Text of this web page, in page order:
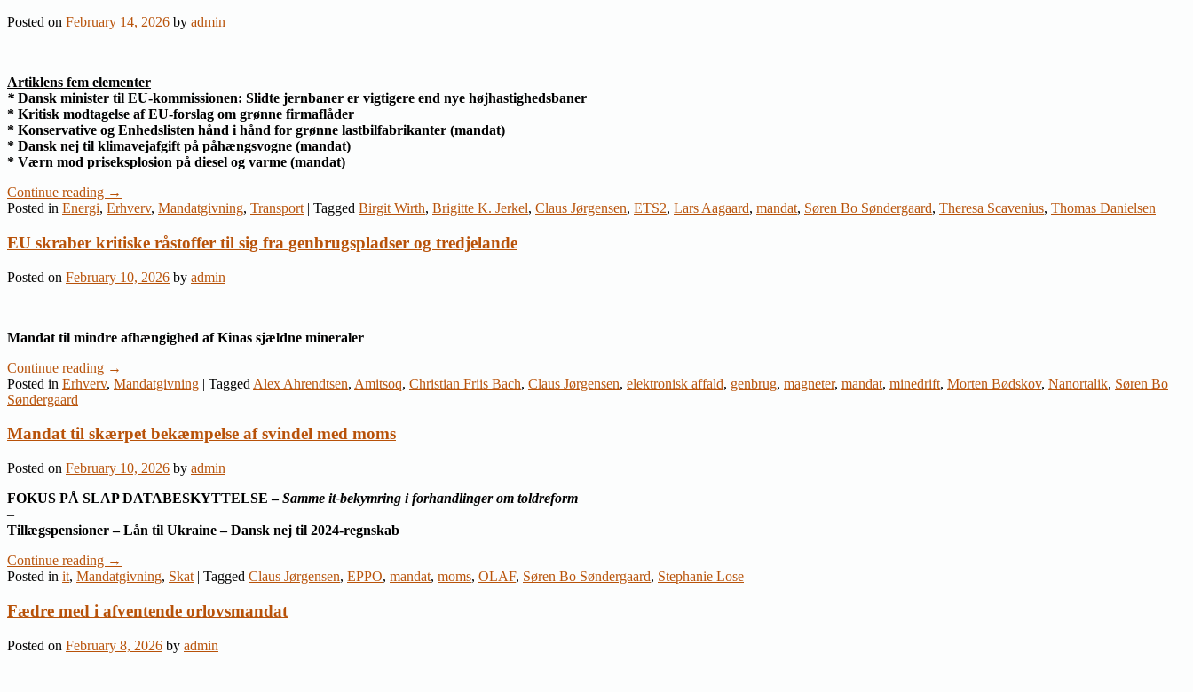
Posted on February 14, 2026 by admin
Artiklens fem elementer
* Dansk minister til EU-kommissionen: Slidte jernbaner er vigtigere end nye højhastighedsbaner
* Kritisk modtagelse af EU-forslag om grønne firmaflåder
* Konservative og Enhedslisten hånd i hånd for grønne lastbilfabrikanter (mandat)
* Dansk nej til klimavejafgift på påhængsvogne (mandat)
* Værn mod priseksplosion på diesel og varme (mandat)
Continue reading →
Posted in Energi, Erhverv, Mandatgivning, Transport | Tagged Birgit Wirth, Brigitte K. Jerkel, Claus Jørgensen, ETS2, Lars Aagaard, mandat, Søren Bo Søndergaard, Theresa Scavenius, Thomas Danielsen
EU skraber kritiske råstoffer til sig fra genbrugspladser og tredjelande
Posted on February 10, 2026 by admin
Mandat til mindre afhængighed af Kinas sjældne mineraler
Continue reading →
Posted in Erhverv, Mandatgivning | Tagged Alex Ahrendtsen, Amitsoq, Christian Friis Bach, Claus Jørgensen, elektronisk affald, genbrug, magneter, mandat, minedrift, Morten Bødskov, Nanortalik, Søren Bo
Søndergaard
Mandat til skærpet bekæmpelse af svindel med moms
Posted on February 10, 2026 by admin
FOKUS PÅ SLAP DATABESKYTTELSE –Samme it-bekymring i forhandlinger om toldreform
–
Tillægspensioner – Lån til Ukraine – Dansk nej til 2024-regnskab
Continue reading →
Posted in it, Mandatgivning, Skat | Tagged Claus Jørgensen, EPPO, mandat, moms, OLAF, Søren Bo Søndergaard, Stephanie Lose
Fædre med i afventende orlovsmandat
Posted on February 8, 2026 by admin